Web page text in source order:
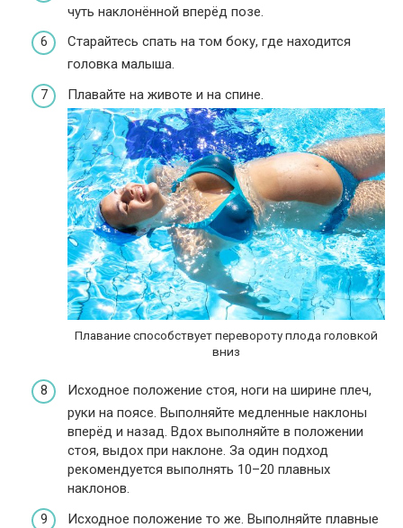
чуть наклонённой вперёд позе.
Старайтесь спать на том боку, где находится
головка малыша.
Плавайте на животе и на спине.
Плавание способствует перевороту плода головкой
вниз
Исходное положение стоя, ноги на ширине плеч,
руки на поясе. Выполняйте медленные наклоны
вперёд и назад. Вдох выполняйте в положении
стоя, выдох при наклоне. За один подход
рекомендуется выполнять 10–20 плавных
наклонов.
Исходное положение то же. Выполняйте плавные